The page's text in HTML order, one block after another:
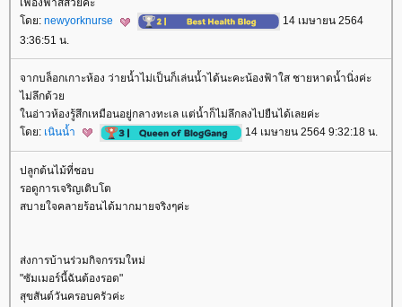
เฟื่องฟ้าสีสวยค่ะ
ดย: newyorknurse
14 เมษายน 2564
3:36:51 น.
จากบล็อกเกาะห้อง ว่ายน้ำไม่เป็นก็เล่นน้ำได้นะคะน้องฟ้าใส ชายหาดน้ำนิ่งค่ะ
ไม่ลึกด้ว
นอ่าวห้องรู้สึกเหมือนอยู่กลางทะเล แต่น้ำก็ไม่ลึกลงไปยืนได้เลยค่ะ
ดย: เนินน้ำ 14 เมษายน 2564 9:32:18 น.
ปลูกต้นไม้ที่ชอบ
รอดูการเจริญเติบโต
สบายใจคลายร้อนได้มากมายจริงๆค่ะ
ส่งการบ้านร่วมกิจกรรมใหม่
"ซัมเมอร์นี้ฉันต้องรอด"
สุขสันต์วันครอบครัวค่ะ